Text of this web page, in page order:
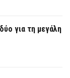
για τη μεγάλη